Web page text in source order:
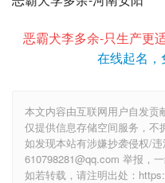
恶霸犬李多余-只生产更
在线起名
本文内容由互联网用户自发
仅提供信息存储空间服务，不
如发现本站有涉嫌抄袭侵权/
610798281@qq.com 举报，
如若转载，请注明出处：